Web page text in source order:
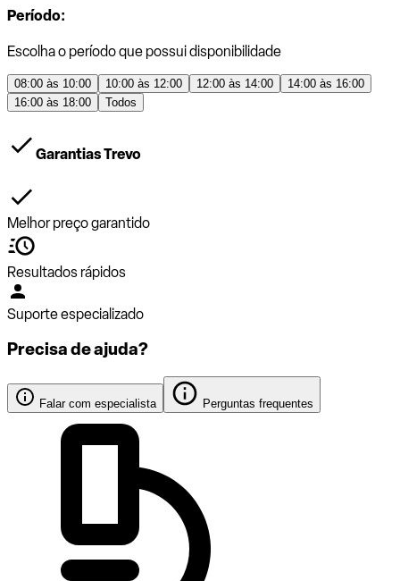
Período:
Escolha o período que possui disponibilidade
08:00 às 10:00 10:00 às 12:00 12:00 às 14:00
14:00 às 16:00
16:00 às 18:00
Todos
Garantias Trevo
Melhor preço garantido
Resultados rápidos
Suporte especializado
Precisa de ajuda?
Falar com especialista Perguntas frequentes